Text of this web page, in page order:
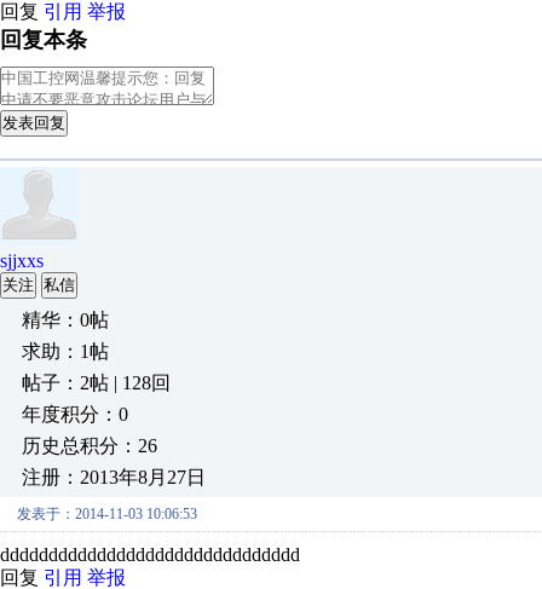
回复 引用 举报
回复本条
发表回复
sjjxxs
关注 私信
精华：0帖
求助：1帖
帖子：2帖 | 128回
年度积分：0
历史总积分：26
注册：2013年8月27日
发表于：2014-11-03 10:06:53
ddddddddddddddddddddddddddddddd
回复 引用 举报